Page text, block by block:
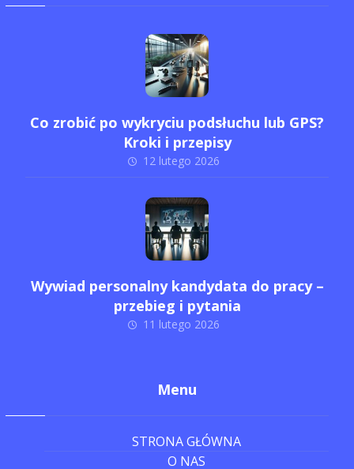
Co zrobić po wykryciu podsłuchu lub GPS?
Kroki i przepisy
12 lutego 2026
Wywiad personalny kandydata do pracy –
przebieg i pytania
11 lutego 2026
Menu
STRONA GŁÓWNA
O NAS